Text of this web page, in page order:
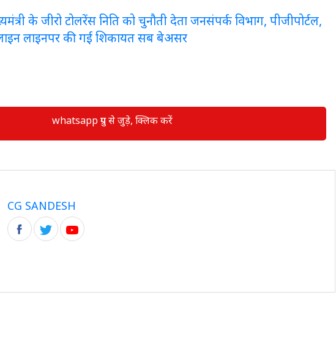
के जीरो टोलरेंस निति को चुनौती देता जनसंपर्क विभाग, पीजीपोर्टल,
लाइनपर की गई शिकायत सब बेअसर
whatsapp ग्रुप से जुड़े, क्लिक करें
CG SANDESH